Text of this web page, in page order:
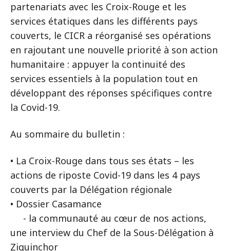
partenariats avec les Croix-Rouge et les
services étatiques dans les différents pays
couverts, le CICR a réorganisé ses opérations
en rajoutant une nouvelle priorité à son action
humanitaire : appuyer la continuité des
services essentiels à la population tout en
développant des réponses spécifiques contre
la Covid-19.
Au sommaire du bulletin :
• La Croix-Rouge dans tous ses états – les
actions de riposte Covid-19 dans les 4 pays
couverts par la Délégation régionale
• Dossier Casamance
- la communauté au cœur de nos actions,
une interview du Chef de la Sous-Délégation à
Ziguinchor